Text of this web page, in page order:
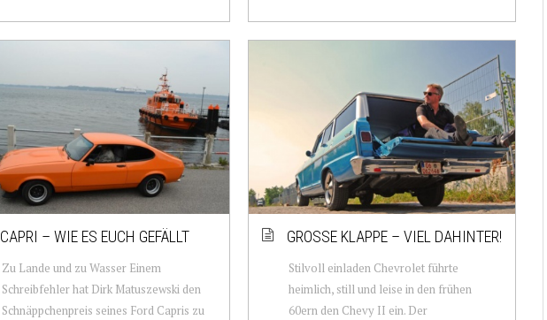
CAPRI – WIE ES EUCH GEFÄLLT
Zu Lande und zu Wasser Einem
Schreibfehler hat Dirk Matuszewski den
Schnäppchenpreis seines Ford Capris zu
GROSSE KLAPPE – VIEL DAHINTER!
Stilvoll einladen Chevrolet führte
heimlich, still und leise in den frühen
60ern den Chevy II ein. Der